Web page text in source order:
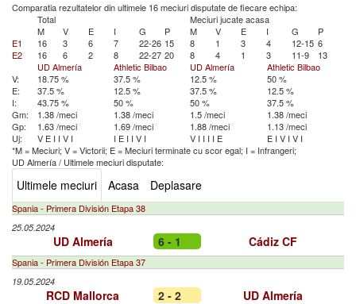
Comparatia rezultatelor din ultimele 16 meciuri disputate de fiecare echipa:
Total
Meciuri jucate acasa
M
V E I G P M V E I G
P
E1
16 3 6 7 22-26 15 8 1 3 4 12-15 6
E2
16 6 2 8 22-27 20 8 4 1 3 11-9
13
UD Almería
Athletic Bilbao UD Almería
Athletic Bilbao
V:
18.75 % 37.5 % 12.5 %
50 %
E:
37.5 % 12.5 % 37.5 %
12.5 %
I:
43.75 % 50 % 50 %
37.5 %
Gm:
1.38 /meci 1.38 /meci 1.5 /meci
1.38 /meci
Gp:
1.63 /meci 1.69 /meci 1.88 /meci
1.13 /meci
Uj:
V E I I V I I E I I V I V I I I I E E I V I V I
*M = Meciuri; V = Victorii; E = Meciuri terminate cu scor egal; I = Infrangeri;
UD Almería/ Ultimele meciuri disputate:
Ultimele meciuri Acasa Deplasare
Spania - Primera División Etapa 38
25.05.2024
UD Almería 6 - 1 Cádiz CF
Spania - Primera División Etapa 37
19.05.2024
RCD Mallorca 2 - 2 UD Almería